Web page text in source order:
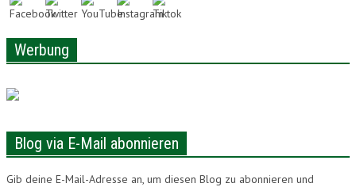
Werbung
Blog via E-Mail abonnieren
Gib deine E-Mail-Adresse an, um diesen Blog zu abonnieren und